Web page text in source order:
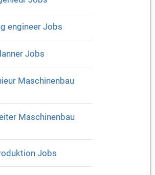
engineer Jobs
Jobs
Maschinenbau
Maschinenbau
Jobs